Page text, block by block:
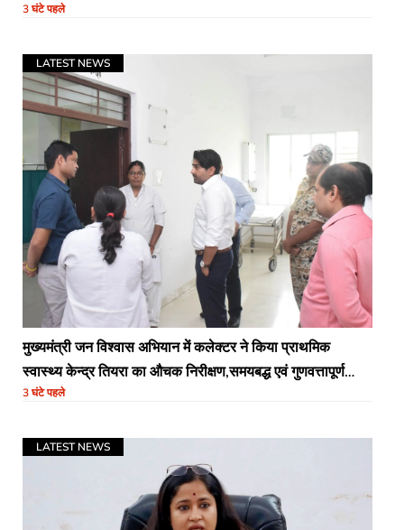
3 घंटे पहले
LATEST NEWS
मुख्यमंत्री जन विश्वास अभियान में कलेक्टर ने किया प्राथमिक
स्वास्थ्य केन्द्र तियरा का औचक निरीक्षण,समयबद्ध एवं गुणवत्तापूर्ण
स्वास्थ्य सेवाएं सुनिश्चित करने के दिए निर्देश
3 घंटे पहले
LATEST NEWS